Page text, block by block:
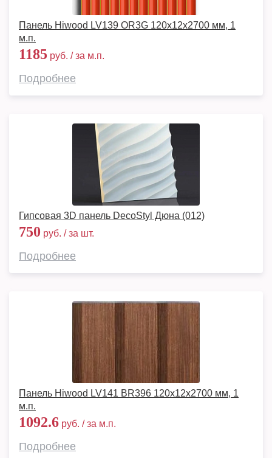
Панель Hiwood LV139 OR3G 120x12x2700 мм, 1
м.п.
1185 руб. / за м.п.
Подробнее
Гипсовая 3D панель DecoStyl Дюна (012)
750 руб. / за шт.
Подробнее
Панель Hiwood LV141 BR396 120x12x2700 мм, 1
м.п.
1092.6 руб. / за м.п.
Подробнее